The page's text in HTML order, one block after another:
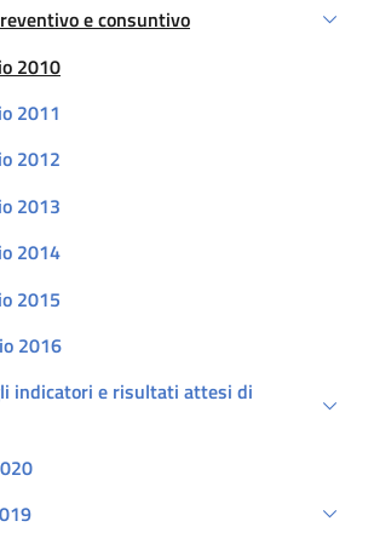
e consuntivo
2010
2011
2012
2013
2014
2015
2016
indicatori e risultati attesi di